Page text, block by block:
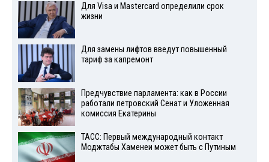
Для Visа и Mastercard определили срок
жизни
Для замены лифтов введут повышенный
тариф за капремонт
Предчувствие парламента: как в России
работали петровский Сенат и Уложенная
комиссия Екатерины
ТАСС: Первый международный контакт
Моджтабы Хаменеи может быть с Путиным